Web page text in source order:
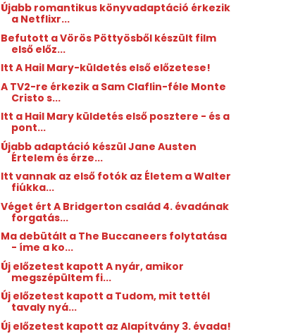
Újabb romantikus könyvadaptáció érkezik
a Netflixr...
Befutott a Vörös Pöttyösből készült film
első előz...
Itt A Hail Mary-küldetés első előzetese!
A TV2-re érkezik a Sam Claflin-féle Monte
Cristo s...
Itt a Hail Mary küldetés első posztere - és a
pont...
Újabb adaptáció készül Jane Austen
Értelem és érze...
Itt vannak az első fotók az Életem a Walter
fiúkka...
Véget ért A Bridgerton család 4. évadának
forgatás...
Ma debütált a The Buccaneers folytatása
- íme a ko...
Új előzetest kapott A nyár, amikor
megszépültem fi...
Új előzetest kapott a Tudom, mit tettél
tavaly nyá...
Új előzetest kapott az Alapítvány 3. évada!